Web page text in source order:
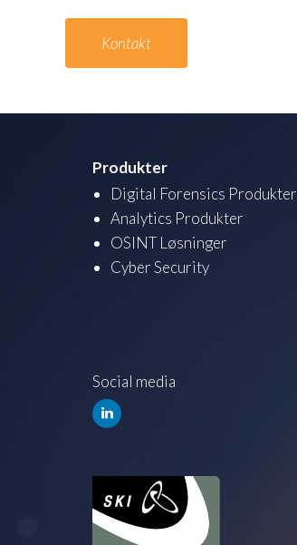
Kontakt
Produkter
Digital Forensics Produkter
Analytics Produkter
OSINT Løsninger
Cyber Security
Social media